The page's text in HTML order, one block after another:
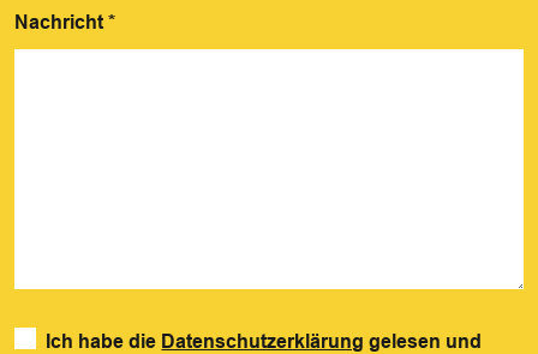
Nachricht *
Ich habe die Datenschutzerklärung gelesen und